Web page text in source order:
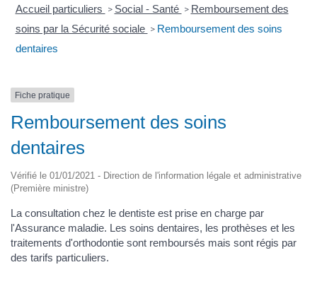
Accueil particuliers > Social - Santé > Remboursement des
soins par la Sécurité sociale > Remboursement des soins
dentaires
Fiche pratique
Remboursement des soins
dentaires
Vérifié le 01/01/2021 - Direction de l'information légale et administrative
(Première ministre)
La consultation chez le dentiste est prise en charge par
l'Assurance maladie. Les soins dentaires, les prothèses et les
traitements d'orthodontie sont remboursés mais sont régis par
des tarifs particuliers.